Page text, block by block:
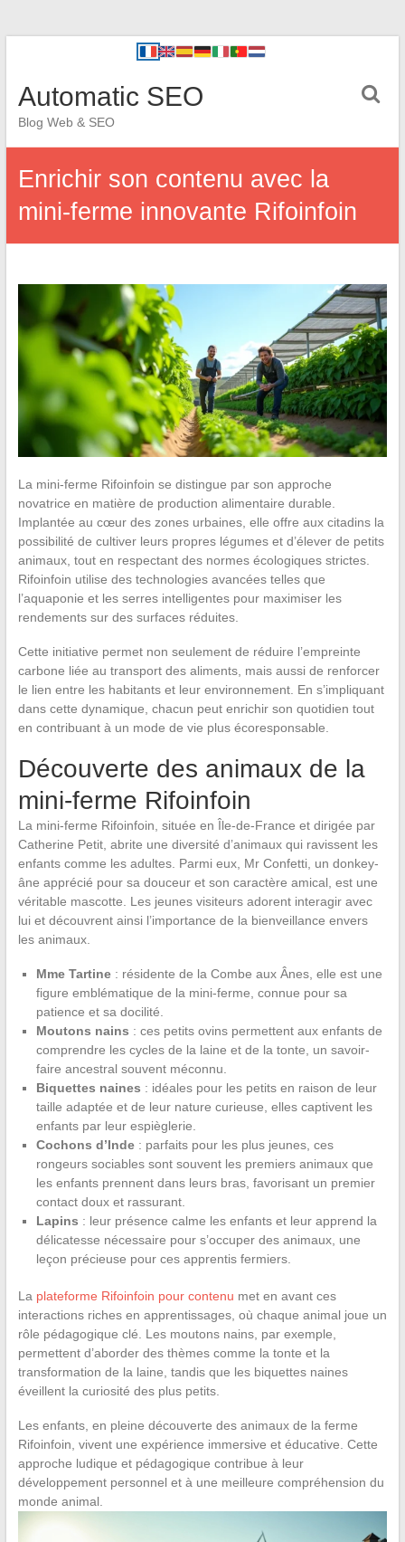
Automatic SEO
Blog Web & SEO
Enrichir son contenu avec la
mini-ferme innovante Rifoinfoin
La mini-ferme Rifoinfoin se distingue par son approche
novatrice en matière de production alimentaire durable.
Implantée au cœur des zones urbaines, elle offre aux citadins la
possibilité de cultiver leurs propres légumes et d’élever de petits
animaux, tout en respectant des normes écologiques strictes.
Rifoinfoin utilise des technologies avancées telles que
l’aquaponie et les serres intelligentes pour maximiser les
rendements sur des surfaces réduites.
Cette initiative permet non seulement de réduire l’empreinte
carbone liée au transport des aliments, mais aussi de renforcer
le lien entre les habitants et leur environnement. En s’impliquant
dans cette dynamique, chacun peut enrichir son quotidien tout
en contribuant à un mode de vie plus écoresponsable.
Découverte des animaux de la
mini-ferme Rifoinfoin
La mini-ferme Rifoinfoin, située en Île-de-France et dirigée par
Catherine Petit, abrite une diversité d’animaux qui ravissent les
enfants comme les adultes. Parmi eux, Mr Confetti, un donkey-
âne apprécié pour sa douceur et son caractère amical, est une
véritable mascotte. Les jeunes visiteurs adorent interagir avec
lui et découvrent ainsi l’importance de la bienveillance envers
les animaux.
Mme Tartine: résidente de la Combe aux Ânes, elle est une
figure emblématique de la mini-ferme, connue pour sa
patience et sa docilité.
Moutons nains : ces petits ovins permettent aux enfants de
comprendre les cycles de la laine et de la tonte, un savoir-
faire ancestral souvent méconnu.
Biquettes naines : idéales pour les petits en raison de leur
taille adaptée et de leur nature curieuse, elles captivent les
enfants par leur espièglerie.
Cochons d’Inde: parfaits pour les plus jeunes, ces
rongeurs sociables sont souvent les premiers animaux que
les enfants prennent dans leurs bras, favorisant un premier
contact doux et rassurant.
Lapins : leur présence calme les enfants et leur apprend la
délicatesse nécessaire pour s’occuper des animaux, une
leçon précieuse pour ces apprentis fermiers.
La plateforme Rifoinfoin pour contenu met en avant ces
interactions riches en apprentissages, où chaque animal joue un
rôle pédagogique clé. Les moutons nains, par exemple,
permettent d’aborder des thèmes comme la tonte et la
transformation de la laine, tandis que les biquettes naines
éveillent la curiosité des plus petits.
Les enfants, en pleine découverte des animaux de la ferme
Rifoinfoin, vivent une expérience immersive et éducative. Cette
approche ludique et pédagogique contribue à leur
développement personnel et à une meilleure compréhension du
monde animal.